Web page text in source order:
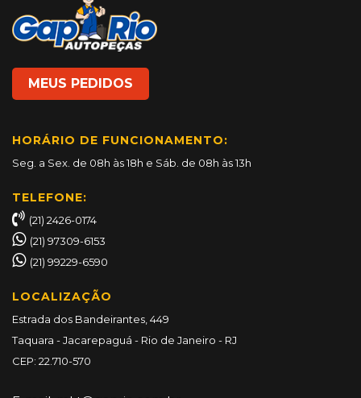
MEUS PEDIDOS
HORÁRIO DE FUNCIONAMENTO:
Seg. a Sex. de 08h às 18h e Sáb. de 08h às 13h
TELEFONE:
(21) 2426-0174
(21) 97309-6153
(21) 99229-6590
LOCALIZAÇÃO
Estrada dos Bandeirantes, 449
Taquara - Jacarepaguá - Rio de Janeiro - RJ
CEP: 22.710-570